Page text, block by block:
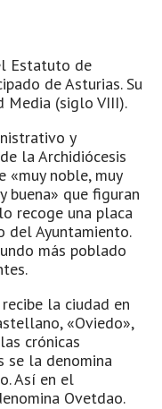
Estatuto de
de Asturias. Su
Media (siglo VIII).
y
la Archidiócesis
noble, muy
buena» que figuran
recoge una placa
del Ayuntamiento.
más poblado
la ciudad en
«Oviedo»,
crónicas
se la denomina
Así en el
Ovetdao.